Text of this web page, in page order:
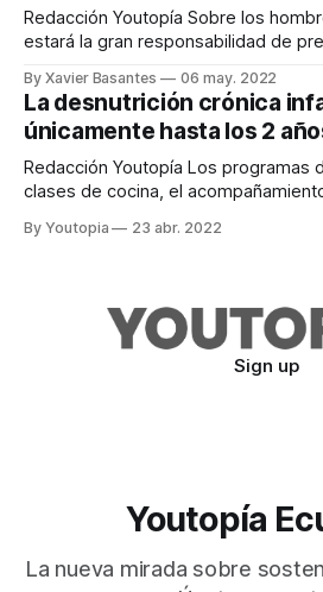
Redacción Youtopía Sobre los hombros de 80 personas
estará la gran responsabilidad de
las 24 provincias del Ecuador, para
actual de la Desnutrición Crónica
una muestra de
By Xavier Basantes 06 may. 2022
La desnutrición crónica
únicamente hasta los 2
Redacción Youtopía Los programas de vacunación, las
clases de cocina, el
lactancia materna son herramientas
By Youtopia 23 abr. 2022
Sign up
Youtopía
La nueva mirada sobre